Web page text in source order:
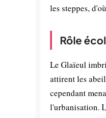
les steppes,
Rôle
Le Glaïeul
attirent les
cependant
l'urbanisation.